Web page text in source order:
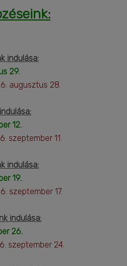
indulása:
29.
augusztus 28.
12.
szeptember 11.
indulása:
19.
szeptember 17.
indulása:
26.
szeptember 24.